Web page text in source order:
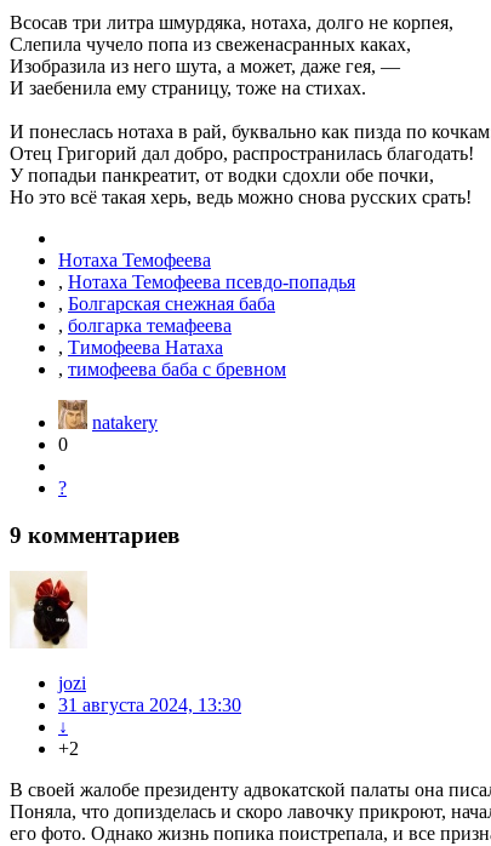
Всосав три литра шмурдяка, нотаха, долго не корпея,
Слепила чучело попа из свеженасранных каках,
Изобразила из него шута, а может, даже гея, —
И заебенила ему страницу, тоже на стихах.
И понеслась нотаха в рай, буквально как пизда по
Отец Григорий дал добро, распространилась благодать!
У попадьи панкреатит, от водки сдохли обе почки,
Но это всё такая херь, ведь можно снова русских срать!
Нотаха Темофеева
, Нотаха Темофеева псевдо-попадья
, Болгарская снежная баба
, болгарка темафеева
, Тимофеева Натаха
, тимофеева баба с бревном
natakery
0
?
9 комментариев
jozi
31 августа 2024, 13:30
↓
+2
В своей жалобе президенту адвокатской палаты она
Поняла, что допизделась и скоро лавочку прикроют,
его фото. Однако жизнь попика поистрепала, и все